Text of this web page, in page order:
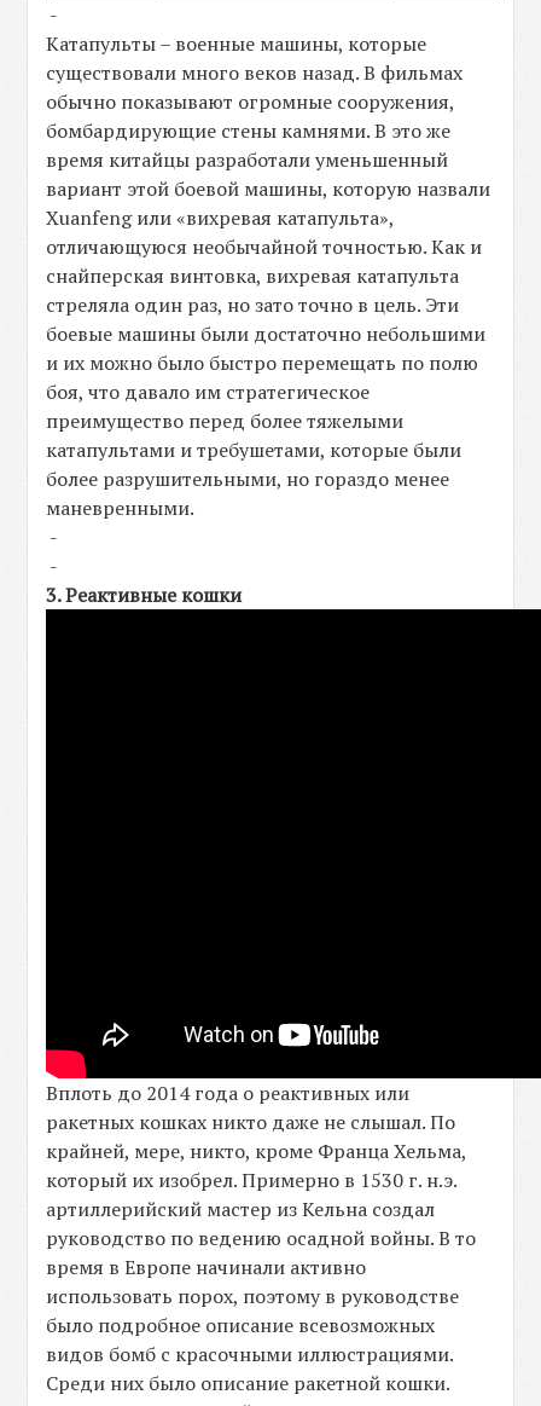
-
Катапульты – военные машины, которые
существовали много веков назад. В фильмах
обычно показывают огромные сооружения,
бомбардирующие стены камнями. В это же
время китайцы разработали уменьшенный
вариант этой боевой машины, которую назвали
Xuanfeng или «вихревая катапульта»,
отличающуюся необычайной точностью. Как и
снайперская винтовка, вихревая катапульта
стреляла один раз, но зато точно в цель. Эти
боевые машины были достаточно небольшими
и их можно было быстро перемещать по полю
боя, что давало им стратегическое
преимущество перед более тяжелыми
катапультами и требушетами, которые были
более разрушительными, но гораздо менее
маневренными.
-
-
3. Реактивные кошки
Вплоть до 2014 года о реактивных или
ракетных кошках никто даже не слышал. По
крайней, мере, никто, кроме Франца Хельма,
который их изобрел. Примерно в 1530 г. н.э.
артиллерийский мастер из Кельна создал
руководство по ведению осадной войны. В то
время в Европе начинали активно
использовать порох, поэтому в руководстве
было подробное описание всевозможных
видов бомб с красочными иллюстрациями.
Среди них было описание ракетной кошки.